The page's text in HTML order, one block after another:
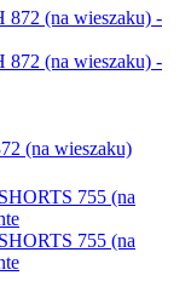
(na wieszaku)